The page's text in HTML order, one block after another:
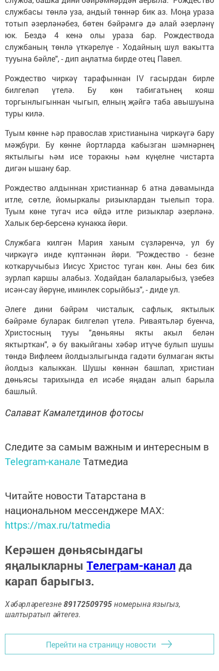
службасы төнлә уза, андый төннәр бик аз. Моңа ураза
тотып әзерләнәбез, бөтен бәйрәмгә дә алай әзерләнү
юк. Бездә 4 кенә олы ураза бар. Рождествода
службаның төнлә үткәрелүе - Ходайның шул вакытта
тууына бәйле", - дип аңлатма бирде отец Павел.
Рождество чиркәү тарафыннан IV гасырдан бирле
билгеләп үтелә. Бу көн табигатьнең кояш
торгынлыгыннан чыгып, елның җәйгә таба авышуына
туры килә.
Туым көнне һәр православ христианына чиркәүгә бару
мәҗбүри. Бу көнне йортларда кабызган шәмнәрнең
яктылыгы һәм исе торакны һәм күңелне чистарта
дигән ышану бар.
Рождество алдыннан христианнар 6 атна дәвамында
итле, сөтле, йомыркалы ризыклардан тыелып тора.
Туым көне тугач исә өйдә итле ризыклар әзерләнә.
Халык бер-берсенә кунакка йөри.
Службага килгән Мария ханым сүзләренчә, ул бу
чиркәүгә инде күптәннән йөри. "Рождество - безне
коткаручыбыз Иисус Христос туган көн. Аны без бик
зурлап каршы алабыз. Ходайдан балаларыбыз, үзебез
исән-сау йөрүне, иминлек сорыйбыз", - диде ул.
Әлеге дини бәйрәм чисталык, сафлык, яктылык
бәйрәме буларак билгеләп үтелә. Риваятьләр буенча,
Христосның тууы "дөньяны якты акыл белән
яктырткан", ә бу вакыйганы хәбәр итүче булып шушы
төндә Вифлеем йолдызлыгында гадәти булмаган якты
йолдыз калыккан. Шушы көннән башлап, христиан
дөньясы тарихында ел исәбе яңадан алып барыла
башлый.
Салават Камалетдинов фотосы
Следите за самым важным и интересным в
Telegram-канале Татмедиа
Читайте новости Татарстана в
национальном мессенджере MАХ:
https://max.ru/tatmedia
Керәшен дөньясындагы
яңалыкларны Телеграм-каналда
карап барыгыз.
Хәбәрләрегезне89172509795номерына языгыз,
шалтыратып әйтегез.
Перейти на страницу новости